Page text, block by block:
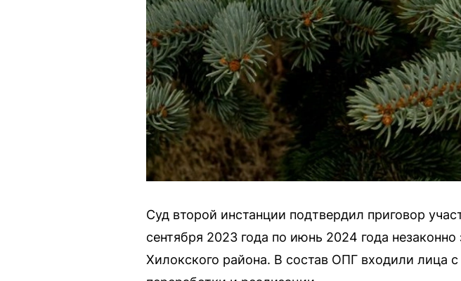
Суд второй инстанции подтвердил приговор
сентября 2023 года по июнь 2024 года
Хилокского района. В состав ОПГ входили лица